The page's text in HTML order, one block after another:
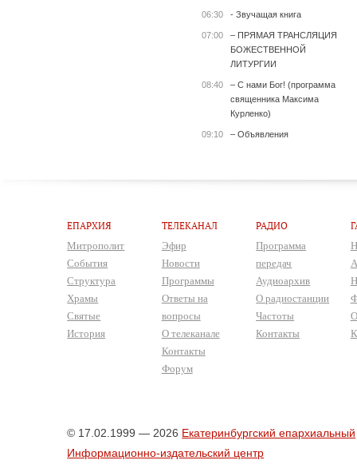
06:30 - Звучащая книга
07:00
– ПРЯМАЯ ТРАНСЛЯЦИЯ
БОЖЕСТВЕННОЙ
ЛИТУРГИИ
08:40
– С нами Бог! (программа
священника Максима
Курленко)
09:10 – Объявления
ЕПАРХИЯ
Митрополит
События
Структура
Храмы
Святые
История
ТЕЛЕКАНАЛ
Эфир
Новости
Программы
Ответы на
вопросы
О телеканале
Контакты
Форум
РАДИО
Программа
передач
Аудиоархив
О радиостанции
Частоты
Контакты
© 17.02.1999 — 2026 Екатеринбургский епархиальный
Информационно-издательский центр